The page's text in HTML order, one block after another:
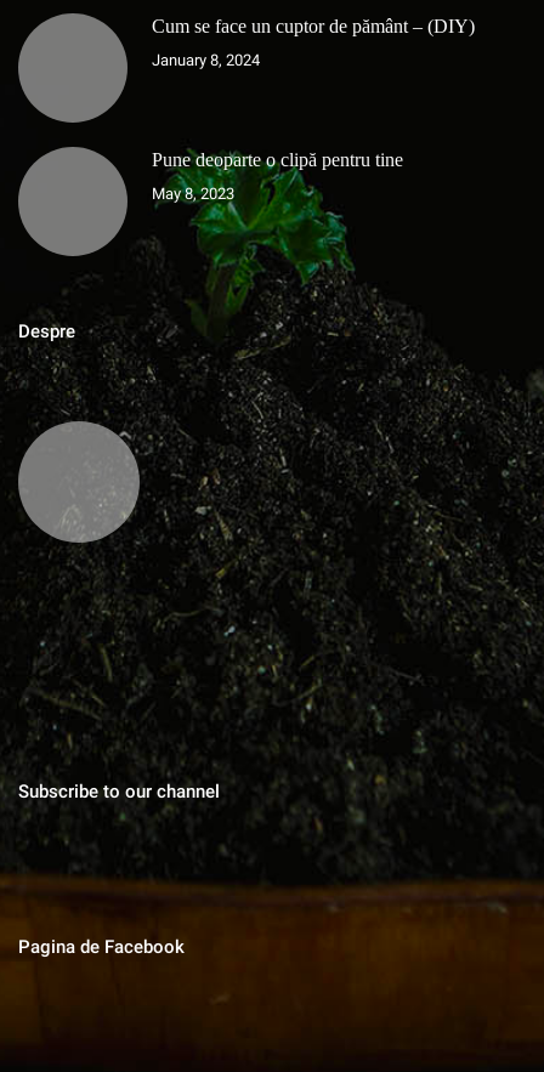
Cum se face un cuptor de pământ – (DIY)
January 8, 2024
Pune deoparte o clipă pentru tine
May 8, 2023
Despre
MAGAZINUL DE ACASA
Blog cu zeci de sfaturi pentru grădinărit bio, rețete pentru toate
gusturile, povești de viata, trucuri în gospodărie, cuvinte pentru
suflet.
Subscribe to our channel
Pagina de Facebook